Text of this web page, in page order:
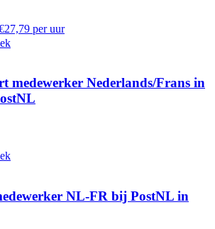
per uur
medewerker Nederlands/Frans in
NL-FR bij PostNL in